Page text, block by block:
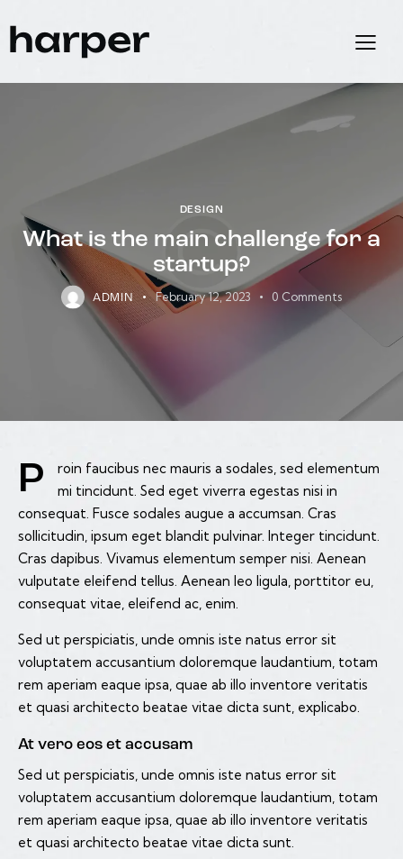
DESIGN
What is the main challenge for a
startup?
ADMIN February 12, 2023 0 Comments
Proin faucibus nec mauris a sodales, sed elementum
mi tincidunt. Sed eget viverra egestas nisi in
consequat. Fusce sodales augue a accumsan. Cras
sollicitudin, ipsum eget blandit pulvinar. Integer tincidunt.
Cras dapibus. Vivamus elementum semper nisi. Aenean
vulputate eleifend tellus. Aenean leo ligula, porttitor eu,
consequat vitae, eleifend ac, enim.
Sed ut perspiciatis, unde omnis iste natus error sit
voluptatem accusantium doloremque laudantium, totam
rem aperiam eaque ipsa, quae ab illo inventore veritatis
et quasi architecto beatae vitae dicta sunt, explicabo.
At vero eos et accusam
Sed ut perspiciatis, unde omnis iste natus error sit
voluptatem accusantium doloremque laudantium, totam
rem aperiam eaque ipsa, quae ab illo inventore veritatis
et quasi architecto beatae vitae dicta sunt.